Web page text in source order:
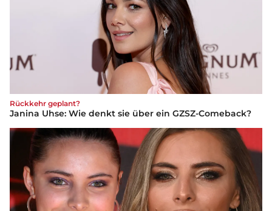
Rückkehr geplant?
Janina Uhse: Wie denkt sie über ein GZSZ-Comeback?